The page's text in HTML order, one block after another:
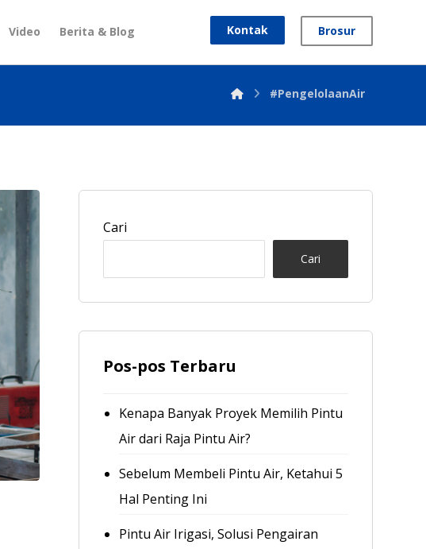
Video Berita & Blog Brosur
Kontak
#PengelolaanAir
Cari
Cari
Pos-pos Terbaru
Kenapa Banyak Proyek Memilih Pintu
Air dari Raja Pintu Air?
Sebelum Membeli Pintu Air, Ketahui 5
Hal Penting Ini
Pintu Air Irigasi, Solusi Pengairan